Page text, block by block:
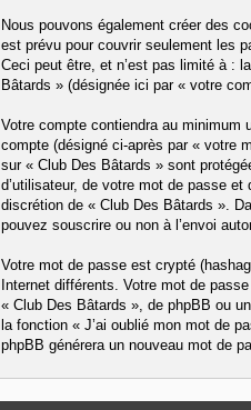
Nous pouvons également créer des
est prévu pour couvrir seulement les
Ceci peut être, et n’est pas limité à :
Bâtards » (désignée ici par « votre
Votre compte contiendra au minimum
compte (désigné ci-après par « votre
sur « Club Des Bâtards » sont
d’utilisateur, de votre mot de passe
discrétion de « Club Des Bâtards ».
pouvez souscrire ou non à l’envoi
Votre mot de passe est crypté
Internet différents. Votre mot de
« Club Des Bâtards », de phpBB ou
la fonction « J’ai oublié mon mot de
phpBB générera un nouveau mot de